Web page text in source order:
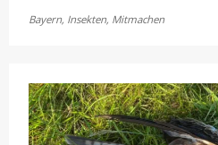
Bayerns
Schmetterlingen?
Bayern, Insekten, Mitmachen